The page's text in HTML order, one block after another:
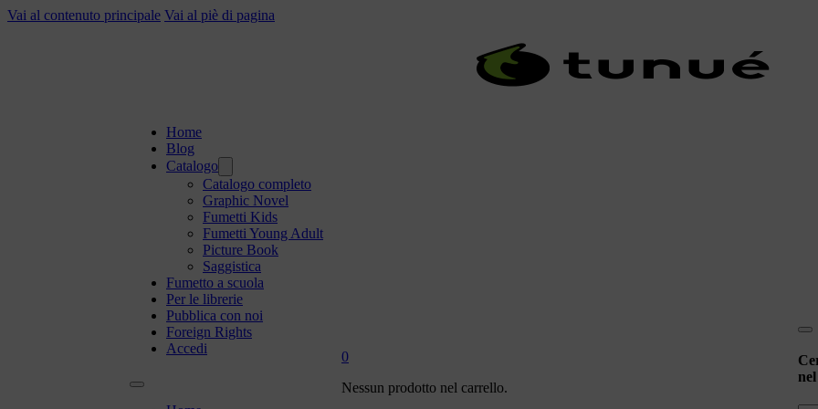
Vai al contenuto principale Vai al piè di pagina
Home
Blog
Catalogo
Catalogo completo
Graphic Novel
Fumetti Kids
Fumetti Young Adult
Picture Book
Saggistica
Fumetto a scuola
Per le librerie
Pubblica con noi
Foreign Rights
Accedi
0
Nessun prodotto nel carrello.